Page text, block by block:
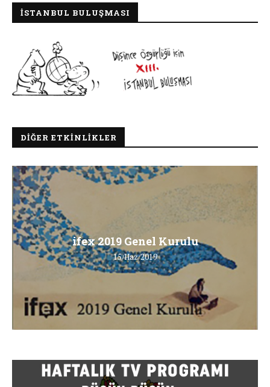
İSTANBUL BULUŞMASI
DIĞER ETKINLIKLER
ifex 2019 Genel Kurulu
15/Haz/2019